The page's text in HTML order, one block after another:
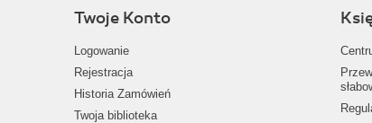
Twoje Konto
Logowanie
Rejestracja
Historia Zamówień
Twoja biblioteka